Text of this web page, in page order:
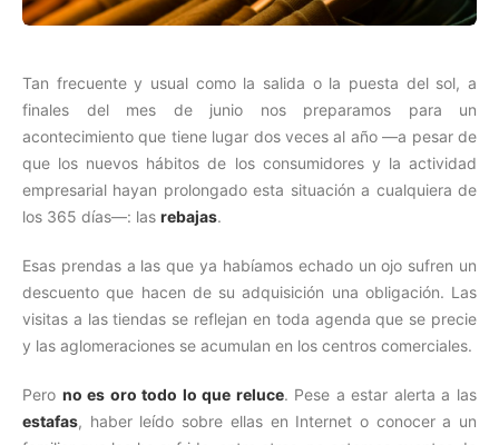
Tan frecuente y usual como la salida o la puesta del sol, a
finales del mes de junio nos preparamos para un
acontecimiento que tiene lugar dos veces al año —a pesar de
que los nuevos hábitos de los consumidores y la actividad
empresarial hayan prolongado esta situación a cualquiera de
los 365 días—: las rebajas.
Esas prendas a las que ya habíamos echado un ojo sufren un
descuento que hacen de su adquisición una obligación. Las
visitas a las tiendas se reflejan en toda agenda que se precie
y las aglomeraciones se acumulan en los centros comerciales.
Pero no es oro todo lo que reluce. Pese a estar alerta a las
estafas, haber leído sobre ellas en Internet o conocer a un